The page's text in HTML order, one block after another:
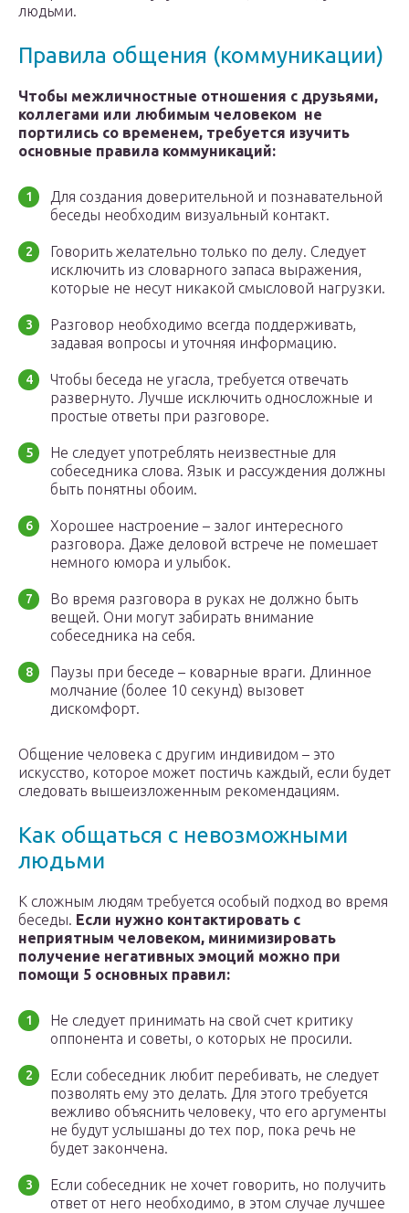
людьми.
Правила общения (коммуникации)
Чтобы межличностные отношения с друзьями,
коллегами или любимым человеком не
портились со временем, требуется изучить
основные правила коммуникаций:
Для создания доверительной и познавательной
беседы необходим визуальный контакт.
Говорить желательно только по делу. Следует
исключить из словарного запаса выражения,
которые не несут никакой смысловой нагрузки.
Разговор необходимо всегда поддерживать,
задавая вопросы и уточняя информацию.
Чтобы беседа не угасла, требуется отвечать
развернуто. Лучше исключить односложные и
простые ответы при разговоре.
Не следует употреблять неизвестные для
собеседника слова. Язык и рассуждения должны
быть понятны обоим.
Хорошее настроение – залог интересного
разговора. Даже деловой встрече не помешает
немного юмора и улыбок.
Во время разговора в руках не должно быть
вещей. Они могут забирать внимание
собеседника на себя.
Паузы при беседе – коварные враги. Длинное
молчание (более 10 секунд) вызовет
дискомфорт.
Общение человека с другим индивидом – это
искусство, которое может постичь каждый, если будет
следовать вышеизложенным рекомендациям.
Как общаться с невозможными
людьми
К сложным людям требуется особый подход во время
беседы. Если нужно контактировать с
неприятным человеком, минимизировать
получение негативных эмоций можно при
помощи 5 основных правил:
Не следует принимать на свой счет критику
оппонента и советы, о которых не просили.
Если собеседник любит перебивать, не следует
позволять ему это делать. Для этого требуется
вежливо объяснить человеку, что его аргументы
не будут услышаны до тех пор, пока речь не
будет закончена.
Если собеседник не хочет говорить, но получить
ответ от него необходимо, в этом случае лучшее